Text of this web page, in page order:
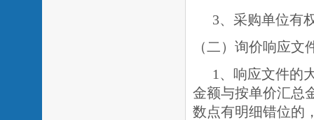
3、采购单位有
（二）询价响应文
1、响应文件的
金额与按单价汇总
数点有明细错位的